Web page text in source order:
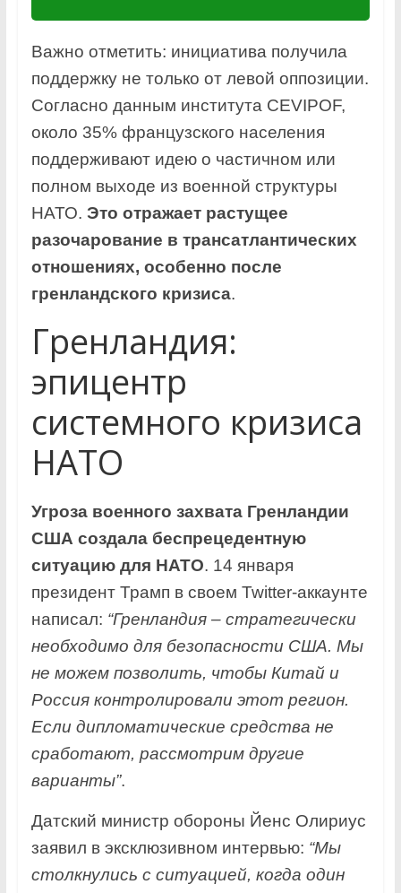
Важно отметить: инициатива получила
поддержку не только от левой оппозиции.
Согласно данным института CEVIPOF,
около 35% французского населения
поддерживают идею о частичном или
полном выходе из военной структуры
НАТО. Это отражает растущее
разочарование в трансатлантических
отношениях, особенно после
гренландского кризиса.
Гренландия:
эпицентр
системного кризиса
НАТО
Угроза военного захвата Гренландии
США создала беспрецедентную
ситуацию для НАТО. 14 января
президент Трамп в своем Twitter-аккаунте
написал: “Гренландия – стратегически
необходимо для безопасности США. Мы
не можем позволить, чтобы Китай и
Россия контролировали этот регион.
Если дипломатические средства не
сработают, рассмотрим другие
варианты”.
Датский министр обороны Йенс Олириус
заявил в эксклюзивном интервью: “Мы
столкнулись с ситуацией, когда один